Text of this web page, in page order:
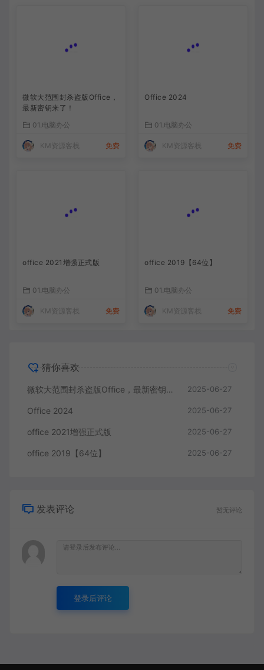
微软大范围封杀盗版Office，
最新密钥来了！
01.电脑办公
KM资源客栈 免费
Office 2024
01.电脑办公
KM资源客栈 免费
office 2021增强正式版
01.电脑办公
KM资源客栈 免费
office 2019【64位】
01.电脑办公
KM资源客栈 免费
猜你喜欢
微软大范围封杀盗版Office，最新密钥来了！ 2025-06-27
Office 2024 2025-06-27
office 2021增强正式版 2025-06-27
office 2019【64位】 2025-06-27
发表评论 暂无评论
登录后评论